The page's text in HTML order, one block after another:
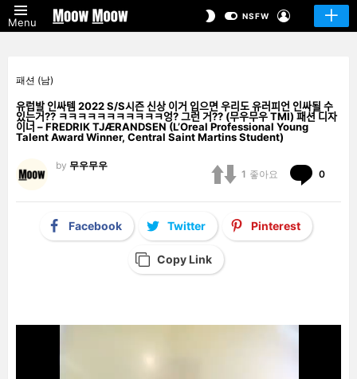
Menu
SWITCHNSFW
패션 (남)
유럽발 인싸템 2022 S/S시즌 신상 이거 입으면 우리도 유러피언 인싸될 수
있는거?? ㅋㅋㅋㅋㅋㅋㅋㅋㅋㅋㅋ엉? 그런 거?? (무우무우 TMI) 패션 디자
이너 – FREDRIK TJÆRANDSEN (L’Oreal Professional Young
Talent Award Winner, Central Saint Martins Student)
by 무우무우
1 좋아요 0
Facebook Twitter Pinterest
Copy Link